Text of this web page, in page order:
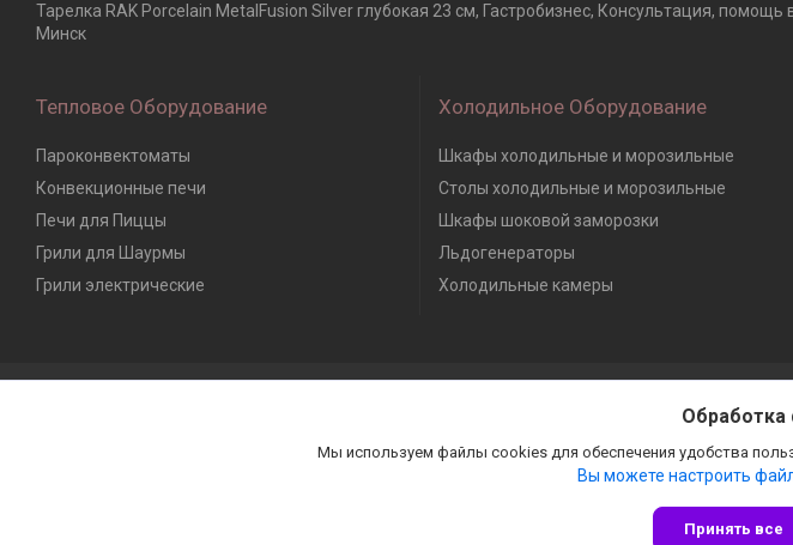
Тарелка RAK Porcelain MetalFusion Silver глубокая 23 см, Гастробизнес, Консультация,
Минск
Тепловое Оборудование
Пароконвектоматы
Конвекционные печи
Печи для Пиццы
Грили для Шаурмы
Грили электрические
Холодильное Оборудование
Шкафы холодильные и морозильные
Столы холодильные и морозильные
Шкафы шоковой заморозки
Льдогенераторы
Холодильные камеры
Сайт создан
Политика
Обработка
Мы используем файлы cookies для обеспечения удобства
Вы можете настроить
Принять все
Гастробизнес |
Select